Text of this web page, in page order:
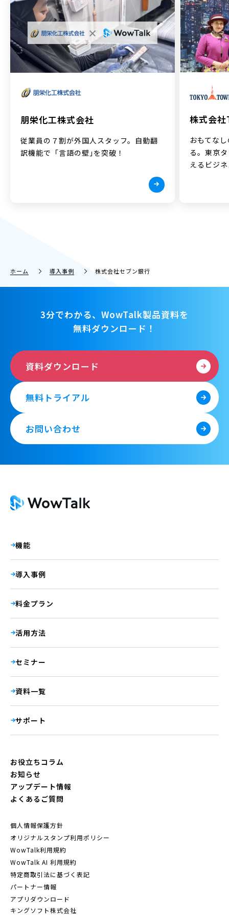
朋栄化工株式会社
従業員の７割が外国人スタッフ。自動翻
訳機能で「言語の壁｣を突破！
株式会
おもてな
る。東京
えるビジ
ホーム 導入事例 株式会社セブン銀行
3分でわかる、WowTalk製品資料を
無料ダウンロード！
資料ダウンロード
無料トライアル
お問い合わせ
機能
導入事例
料金プラン
活用方法
セミナー
資料一覧
サポート
お役立ちコラム
お知らせ
アップデート情報
よくあるご質問
個人情報保護方針
オリジナルスタンプ利用ポリシー
WowTalk利用規約
WowTalk AI 利用規約
特定商取引法に基づく表記
パートナー情報
アプリダウンロード
キングソフト株式会社